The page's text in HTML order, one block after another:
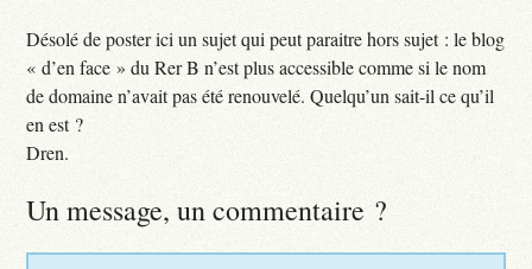
Désolé de poster ici un sujet qui peut paraitre hors sujet : le blog
« d’en face » du Rer B n’est plus accessible comme si le nom
de domaine n’avait pas été renouvelé. Quelqu’un sait-il ce qu’il
en est ?
Dren.
Un message, un commentaire ?